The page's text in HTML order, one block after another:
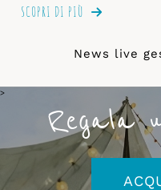
SCOPRI DI PIÙ
News live
>
Regala